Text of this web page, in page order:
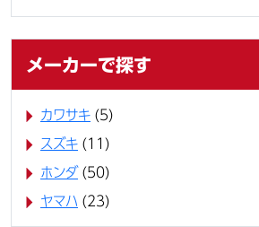
メーカーで探す
カワサキ (5)
スズキ (11)
ホンダ (50)
ヤマハ (23)